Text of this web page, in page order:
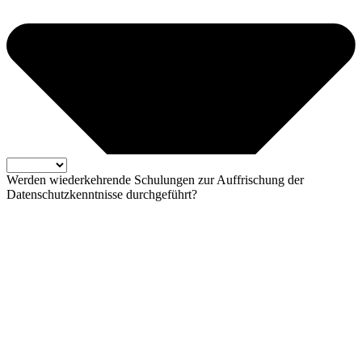
Werden wiederkehrende Schulungen zur Auffrischung der
Datenschutzkenntnisse durchgeführt?